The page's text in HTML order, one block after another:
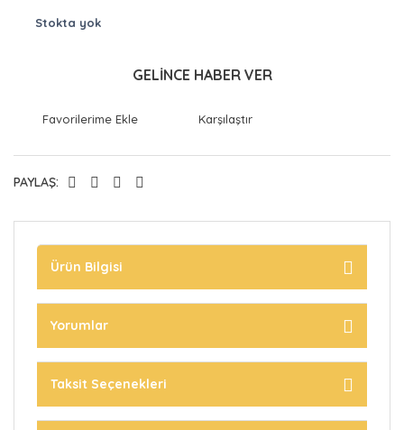
Stokta yok
GELİNCE HABER VER
Karşılaştır
PAYLAŞ:
Ürün Bilgisi
Yorumlar
Taksit Seçenekleri